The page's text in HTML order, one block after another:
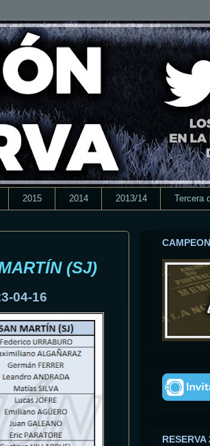
2015 2014 2013/14 Tercera
(SJ)
04-16